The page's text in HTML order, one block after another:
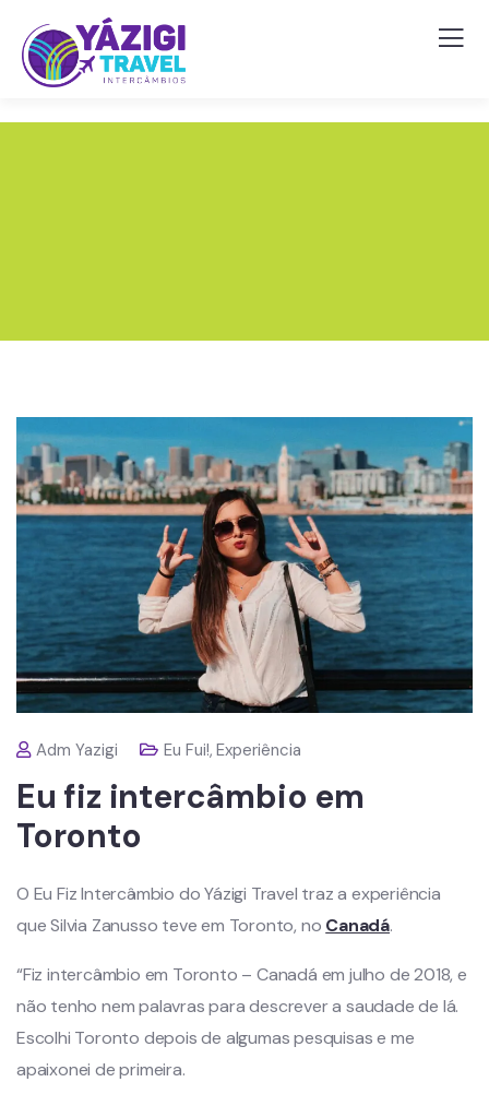
Adm Yazigi Eu Fui!,Experiência
Eu fiz intercâmbio em
Toronto
O Eu Fiz Intercâmbio do Yázigi Travel traz a experiência
que Silvia Zanusso teve em Toronto, no Canadá.
“Fiz intercâmbio em Toronto – Canadá em julho de 2018, e
não tenho nem palavras para descrever a saudade de lá.
Escolhi Toronto depois de algumas pesquisas e me
apaixonei de primeira.